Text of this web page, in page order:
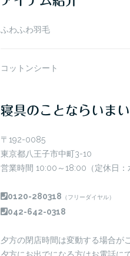
ふわふわ羽毛
コットンシート
寝具のことならいま
〒192-0085
東京都八王子市中町3-10
営業時間 10:00～18:00（定休日：
0120-280318 （フリーダイヤル）
042-642-0318
夕方の閉店時間は変動する場合が